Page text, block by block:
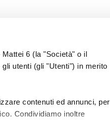
6 (la "Società" o il
utenti (gli "Utenti") in merito
contenuti ed annunci, per
Condividiamo inoltre